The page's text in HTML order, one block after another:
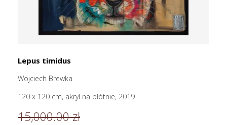
Lepus timidus
Wojciech Brewka
120 x 120 cm, akryl na płótnie, 2019
15,000.00 zł